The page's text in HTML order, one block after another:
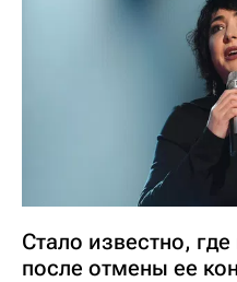
Стало известно,
после отмены ее